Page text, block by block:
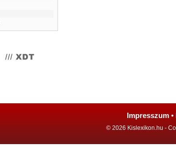
Impresszum •
© 2026 Kislexikon.hu -